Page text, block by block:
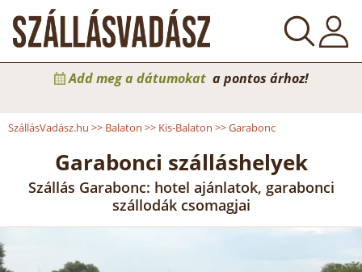
Add meg a dátumokat a pontos árhoz!
SzállásVadász.hu >> Balaton >> Kis-Balaton >>Garabonc
Garabonci szálláshelyek
Szállás Garabonc: hotel ajánlatok, garabonci
szállodák csomagjai